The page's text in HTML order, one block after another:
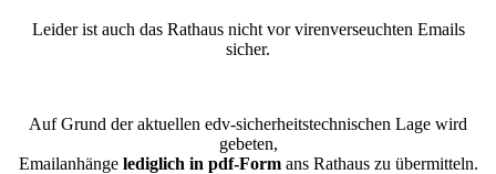
Leider ist auch das Rathaus nicht vor virenverseuchten Emails
sicher.
Auf Grund der aktuellen edv-sicherheitstechnischen Lage wird
gebeten,
Emailanhänge lediglich in pdf-Formans Rathaus zu übermitteln.